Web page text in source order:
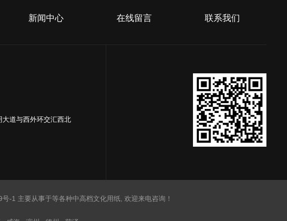
新闻中心 在线留言 联系我们
道与西外环交汇西北
-1 主要从事于等各种中高档文化用纸, 欢迎来电咨询！